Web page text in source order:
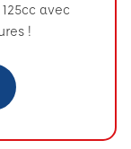
avec
!